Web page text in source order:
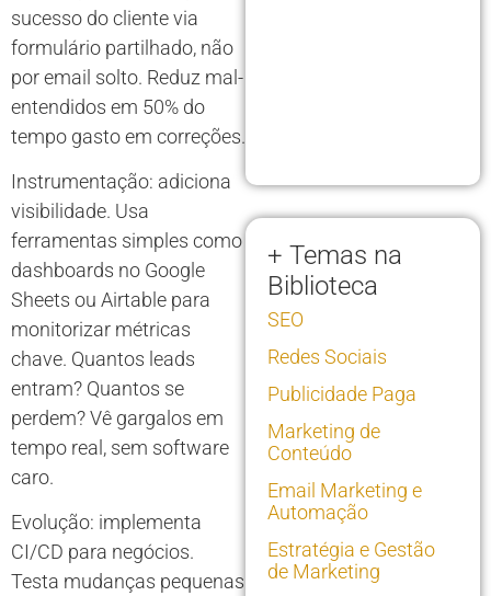
sucesso do cliente via
formulário partilhado, não
por email solto. Reduz mal-
entendidos em 50% do
tempo gasto em correções.
Instrumentação: adiciona
visibilidade. Usa
ferramentas simples como
dashboards no Google
Sheets ou Airtable para
monitorizar métricas
chave. Quantos leads
entram? Quantos se
perdem? Vê gargalos em
tempo real, sem software
caro.
Evolução: implementa
CI/CD para negócios.
Testa mudanças pequenas
+ Temas na
Biblioteca
SEO
Redes Sociais
Publicidade Paga
Marketing de
Conteúdo
Email Marketing e
Automação
Estratégia e Gestão
de Marketing